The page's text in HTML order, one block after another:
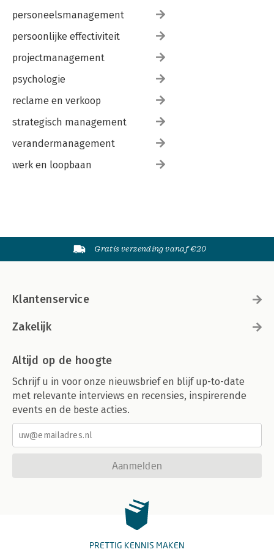
personeelsmanagement
persoonlijke effectiviteit
projectmanagement
psychologie
reclame en verkoop
strategisch management
verandermanagement
werk en loopbaan
Gratis verzending vanaf €20
Klantenservice
Zakelijk
Altijd op de hoogte
Schrijf u in voor onze nieuwsbrief en blijf up-to-date
met relevante interviews en recensies, inspirerende
events en de beste acties.
Aanmelden
PRETTIG KENNIS MAKEN